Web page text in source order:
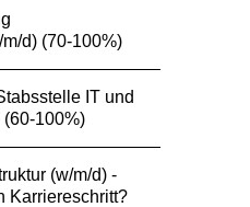
d) (70-100%)
IT und
100%)
(w/m/d) -
Karriereschritt?